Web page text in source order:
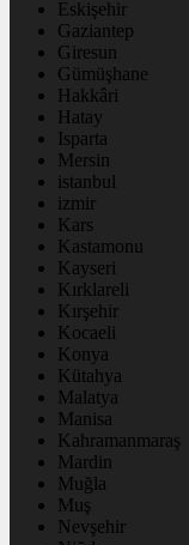
Eskişehir
Gaziantep
Giresun
Gümüşhane
Hakkâri
Hatay
Isparta
Mersin
istanbul
izmir
Kars
Kastamonu
Kayseri
Kırklareli
Kırşehir
Kocaeli
Konya
Kütahya
Malatya
Manisa
Kahramanmaraş
Mardin
Muğla
Muş
Nevşehir